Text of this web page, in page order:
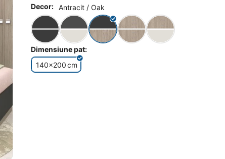
Decor: Antracit / Oak
Dimensiune pat:
140x200cm